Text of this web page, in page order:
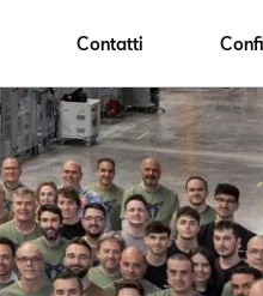
Contatti